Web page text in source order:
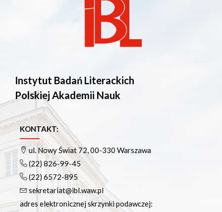
Instytut Badań Literackich
Polskiej Akademii Nauk
KONTAKT:
ul. Nowy Świat 72, 00-330 Warszawa
(22) 826-99-45
(22) 6572-895
sekretariat@ibl.waw.pl
adres elektronicznej skrzynki podawczej: